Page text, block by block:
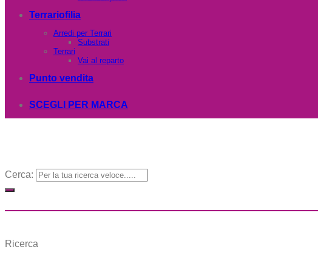
Terrariofilia
Arredi per Terrari
Substrati
Terrari
Vai al reparto
Punto vendita
SCEGLI PER MARCA
Cerca:
Ricerca